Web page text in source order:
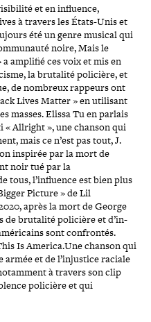
et en influence,
à travers les États-​Unis et
été un genre musical qui
noire, Mais le
amplifié ces voix et mis en
la brutalité policière, et
de nombreux rappeurs ont
Lives Matter » en utilisant
masses. Elissa Tu en parlais
Allright », une chanson qui
mais ce n’est pas tout, J.
inspirée par la mort de
noir tué par la
tous, l’influence est bien plus
Picture » de Lil
après la mort de George
de brutalité policière et d’in­
sont confron­tés.
Is America.Une chanson qui
armée et de l’in­jus­tice raciale
à travers son clip
policière et qui